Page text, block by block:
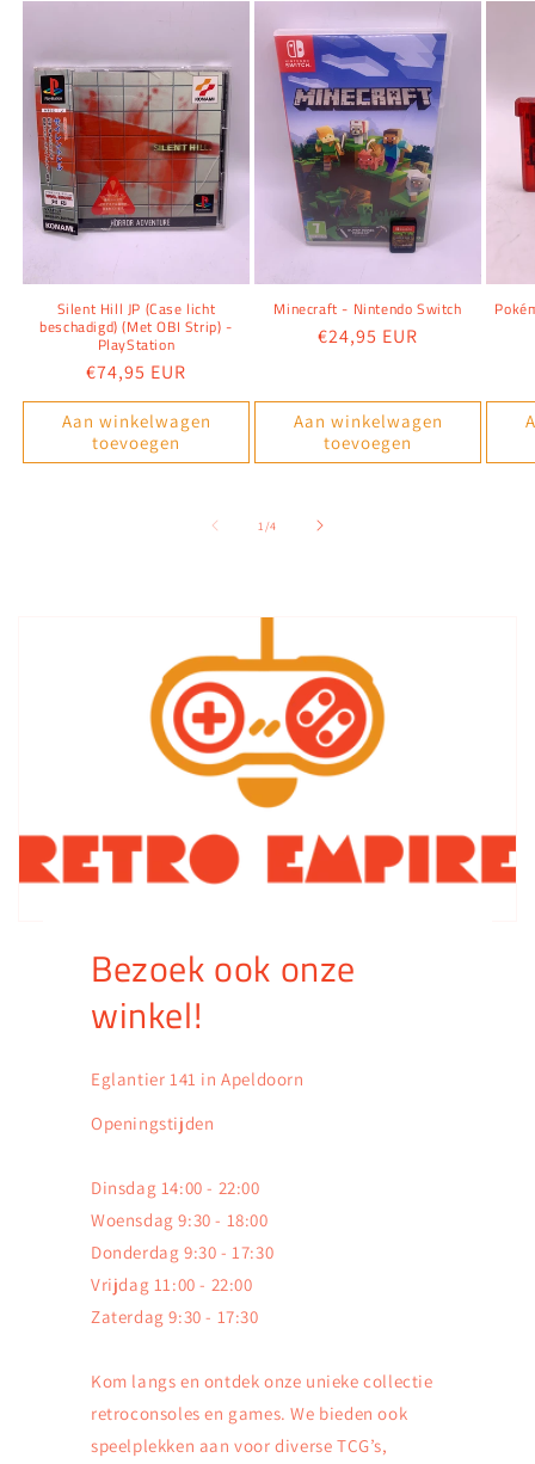
Silent Hill JP (Case licht
beschadigd) (Met OBI Strip) -
PlayStation
Normale
prijs
€74,95 EUR
Aan winkelwagen
toevoegen
Minecraft - Nintendo Switch
Normale
€24,95 EUR
Aan winkelwagen
toevoegen
1/van
4
Bezoek ook onze
winkel!
Eglantier 141 in Apeldoorn
Openingstijden
Dinsdag 14:00 - 22:00
Woensdag 9:30 - 18:00
Donderdag 9:30 - 17:30
Vrijdag 11:00 - 22:00
Zaterdag 9:30 - 17:30
Kom langs en ontdek onze unieke collectie
retroconsoles en games. We bieden ook
speelplekken aan voor diverse TCG’s,